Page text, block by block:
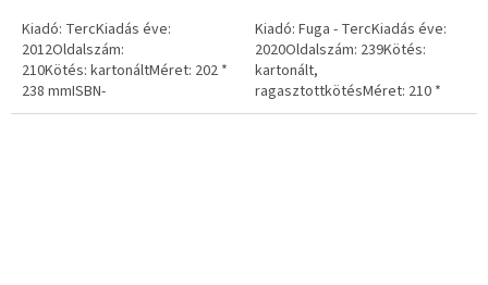
Kiadó: TercKiadás éve:
2012Oldalszám:
210Kötés: kartonáltMéret: 202 *
238 mmISBN-
szám: 9789639968417
Kiadó: Fuga - TercKiadás éve:
2020Oldalszám: 239Kötés:
kartonált,
ragasztottkötésMéret: 210 *
210 mmISBN-szám: